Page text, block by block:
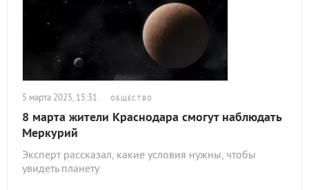
5 марта 2025, 15:31 ОБЩЕСТВО
8 марта жители Краснодара смогут наблюдать
Меркурий
Эксперт рассказал, какие условия нужны, чтобы
увидеть планету